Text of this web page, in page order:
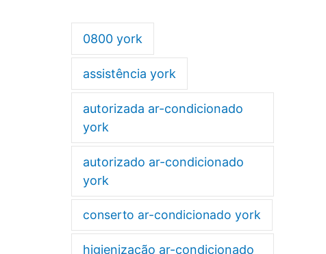
0800 york
assistência york
autorizada ar-condicionado
york
autorizado ar-condicionado
york
conserto ar-condicionado york
higienização ar-condicionado